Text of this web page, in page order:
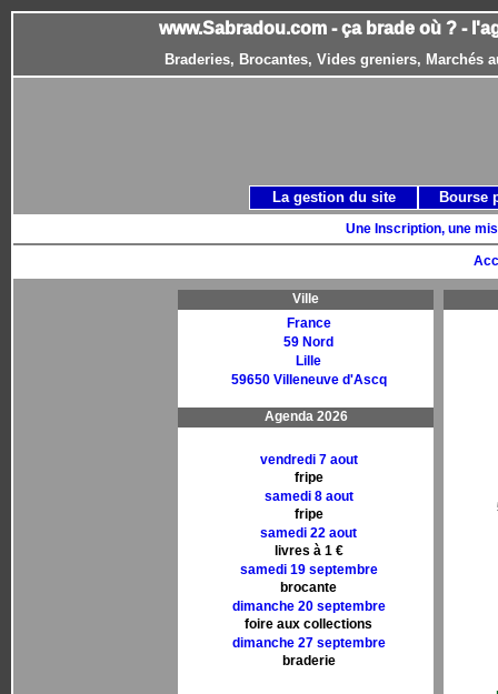
www.Sabradou.com - ça brade où ? -
Braderies, Brocantes, Vides greniers, Marchés
Une Inscription, une
Ville
France
59 Nord
Lille
59650 Villeneuve d'Ascq
Agenda 2026
vendredi 7 aout
fripe
samedi 8 aout
fripe
samedi 22 aout
livres à 1 €
samedi 19 septembre
brocante
dimanche 20 septembre
foire aux collections
dimanche 27 septembre
braderie
La gestion du site Bourse